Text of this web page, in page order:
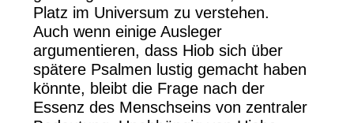
Platz im Universum zu verstehen.
Auch wenn einige Ausleger
argumentieren, dass Hiob sich über
spätere Psalmen lustig gemacht haben
könnte, bleibt die Frage nach der
Essenz des Menschseins von zentraler